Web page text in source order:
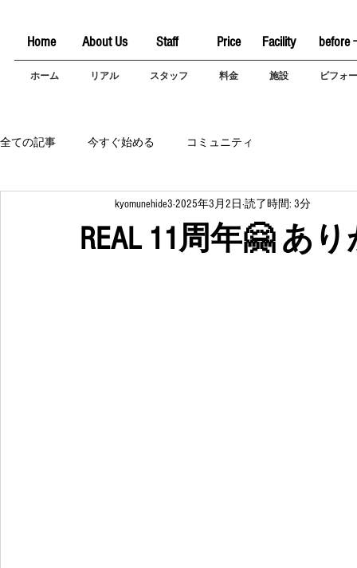
Home About Us Staff Price Facility before
ホーム リアル スタッフ 料金 施設 ビフォ
全ての記事 今すぐ始める コミュニティ
REAL 11周年🤗 あ
kyomunehide3 2025年3月2日 読了時間: 3分